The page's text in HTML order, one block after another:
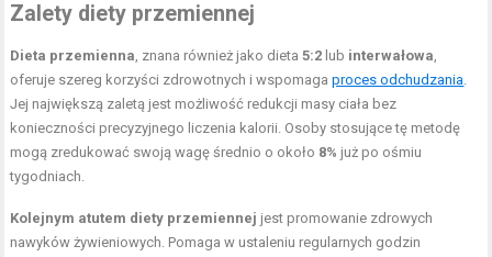
Zalety diety przemiennej
Dieta przemienna, znana również jako dieta5:2 lub interwałowa,
oferuje szereg korzyści zdrowotnych i wspomagaproces odchudzania.
Jej największą zaletą jest możliwość redukcji masy ciała bez
konieczności precyzyjnego liczenia kalorii. Osoby stosujące tę metodę
mogą zredukować swoją wagę średnio o około 8% już po ośmiu
tygodniach.
Kolejnym atutem diety przemiennej jest promowanie zdrowych
nawyków żywieniowych. Pomaga w ustaleniu regularnych godzin